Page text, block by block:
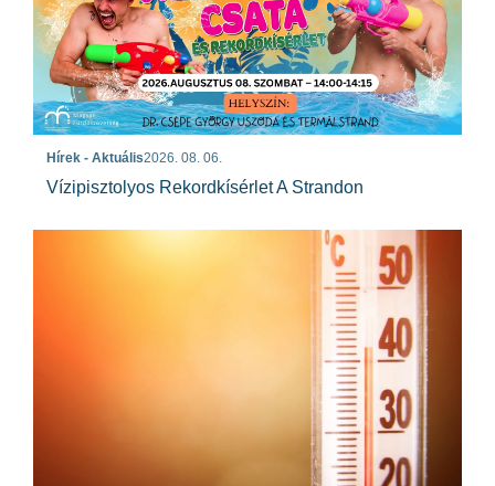
Hírek - Aktuális2026. 08. 06.
Vízipisztolyos Rekordkísérlet A Strandon